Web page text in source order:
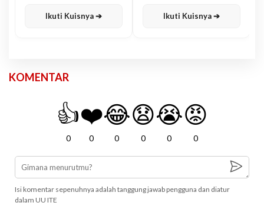
Ikuti Kuisnya ➔ Ikuti Kuisnya ➔
KOMENTAR
👍
0
❤️
0
😂
0
😧
0
😭
0
😡
0
Isi komentar sepenuhnya adalah tanggung jawab pengguna dan diatur
dalam UU ITE